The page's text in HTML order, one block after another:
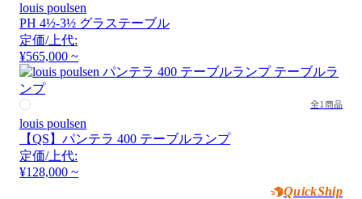
louis poulsen
PH 4½-3½ グラステーブル
定価/上代:
¥565,000 ~
全1商品
louis poulsen
【QS】パンテラ 400 テーブルランプ
定価/上代:
¥128,000 ~
QuickShip